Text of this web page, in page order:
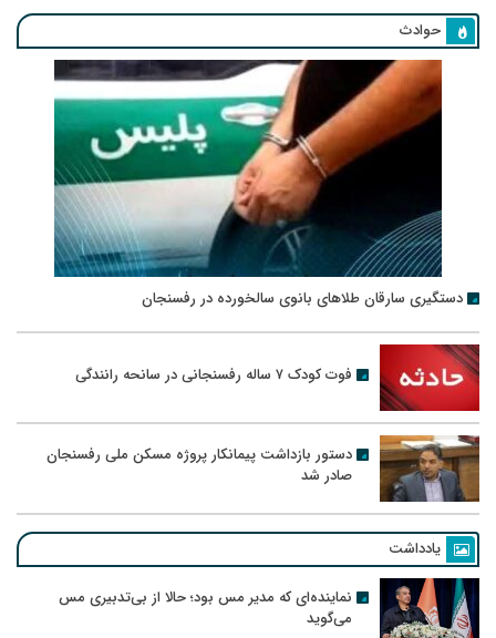
حوادث
دستگیری سارقان طلاهای بانوی سالخورده در رفسنجان
فوت کودک ۷ ساله رفسنجانی در سانحه رانندگی
دستور بازداشت پیمانکار پروژه مسکن ملی رفسنجان
صادر شد
یادداشت
نماینده‌ای که مدیر مس بود؛ حالا از بی‌تدبیری مس
می‌گوید